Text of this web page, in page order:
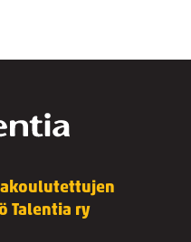
Talentia ry